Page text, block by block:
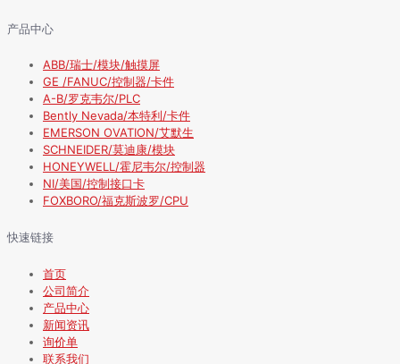
产品中心
ABB/瑞士/模块/触摸屏
GE /FANUC/控制器/卡件
A-B/罗克韦尔/PLC
Bently Nevada/本特利/卡件
EMERSON OVATION/艾默生
SCHNEIDER/莫迪康/模块
HONEYWELL/霍尼韦尔/控制器
NI/美国/控制接口卡
FOXBORO/福克斯波罗/CPU
快速链接
首页
公司简介
产品中心
新闻资讯
询价单
联系我们